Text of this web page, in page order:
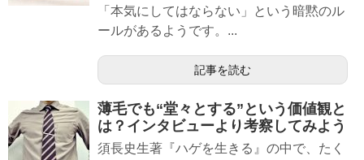
「本気にしてはならない」という暗黙のル
ールがあるようです。...
記事を読む
薄毛でも“堂々とする”という価値観と
は？インタビューより考察してみよう
須長史生著『ハゲを生きる』の中で、たく